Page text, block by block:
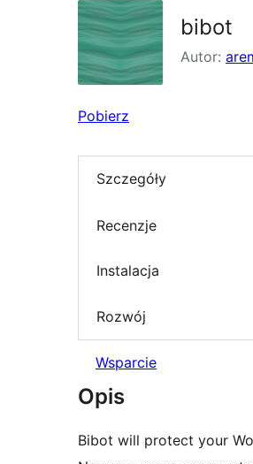
bibot
Autor:
Pobierz
Szczegóły
Recenzje
Instalacja
Rozwój
Wsparcie
Opis
Bibot will protect your